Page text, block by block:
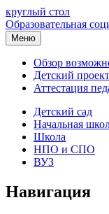
круглый стол
Образовательная
Меню
Обзор
Детский
Аттестация
Детский сад
Начальная
Школа
НПО и СПО
ВУЗ
Навигация